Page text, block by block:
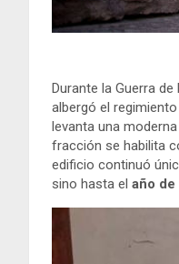
Durante la Guerra
albergó el regimiento
levanta una
fracción se habilita
edificio continuó
sino hasta el año de